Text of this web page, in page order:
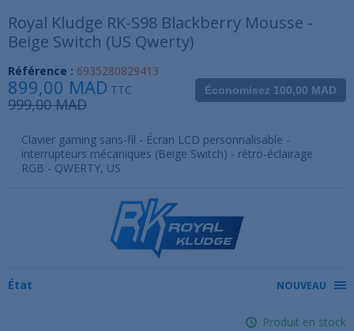
Royal Kludge RK-S98 Blackberry Mousse -
Beige Switch (US Qwerty)
Référence : 6935280829413
Économisez 100,00 MAD
899,00 MAD TTC
999,00 MAD
Clavier gaming sans-fil - Écran LCD personnalisable -
interrupteurs mécaniques (Beige Switch) - rétro-éclairage
RGB - QWERTY, US
État NOUVEAU
Produit en stock